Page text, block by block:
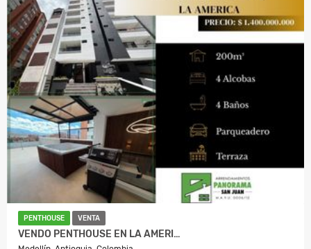
PENTHOUSE VENTA
VENDO PENTHOUSE EN LA AMERI…